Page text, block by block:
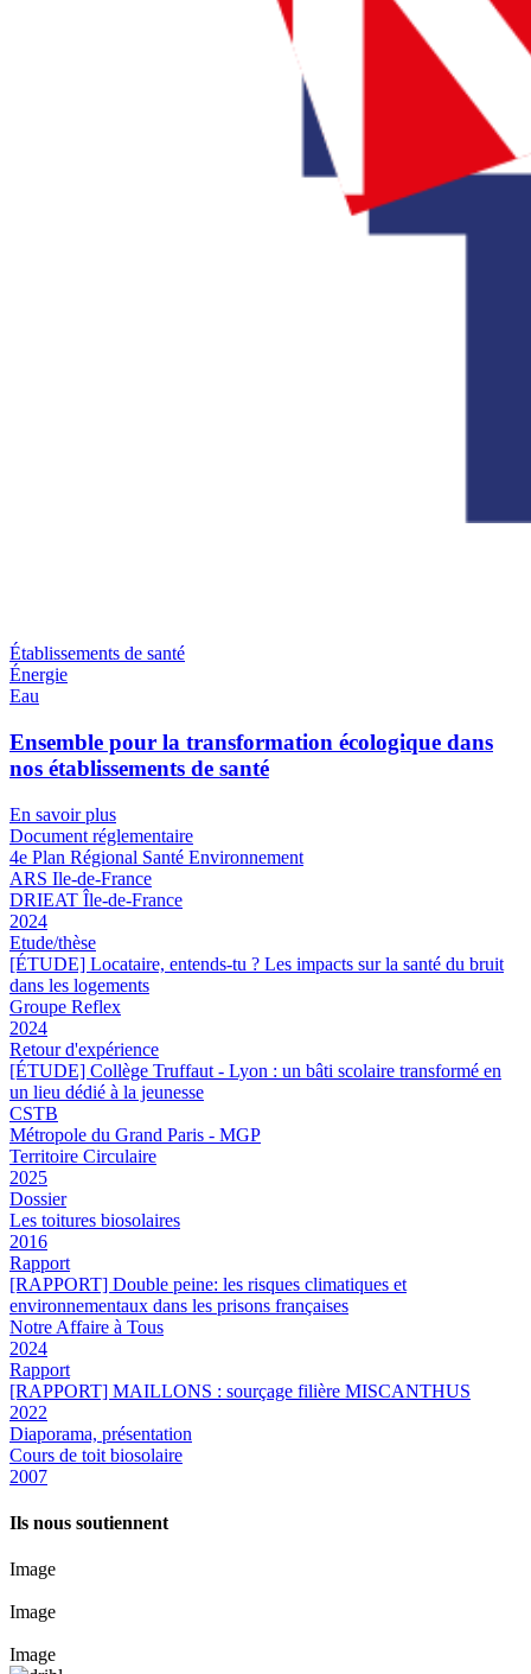
Établissements de santé
Énergie
Eau
Ensemble pour la transformation écologique dans
nos établissements de santé
En savoir plus
Document réglementaire
4e Plan Régional Santé Environnement
ARS Ile-de-France
DRIEAT Île-de-France
2024
Etude/thèse
[ÉTUDE] Locataire, entends-tu ? Les impacts sur la santé du bruit
dans les logements
Groupe Reflex
2024
Retour d'expérience
[ÉTUDE] Collège Truffaut - Lyon : un bâti scolaire transformé en
un lieu dédié à la jeunesse
CSTB
Métropole du Grand Paris - MGP
Territoire Circulaire
2025
Dossier
Les toitures biosolaires
2016
Rapport
[RAPPORT] Double peine: les risques climatiques et
environnementaux dans les prisons françaises
Notre Affaire à Tous
2024
Rapport
[RAPPORT] MAILLONS : sourçage filière MISCANTHUS
2022
Diaporama, présentation
Cours de toit biosolaire
2007
Ils nous soutiennent
Image
Image
Image